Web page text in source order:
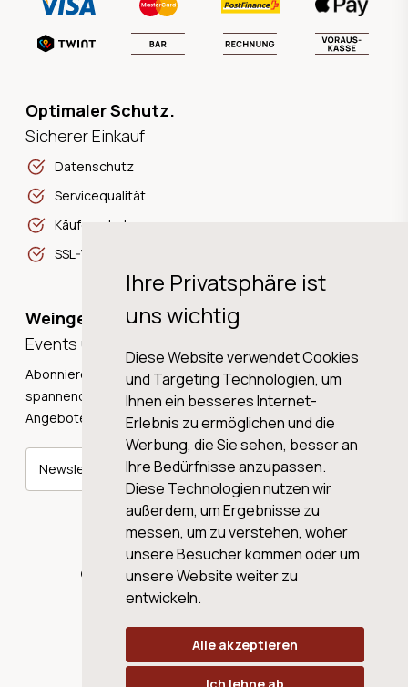
Ihre Privatsphäre ist
uns wichtig
Diese Website verwendet Cookies
und Targeting Technologien, um
Ihnen ein besseres Internet-
Erlebnis zu ermöglichen und die
Werbung, die Sie sehen, besser an
Ihre Bedürfnisse anzupassen.
Diese Technologien nutzen wir
außerdem, um Ergebnisse zu
messen, um zu verstehen, woher
unsere Besucher kommen oder um
unsere Website weiter zu
entwickeln.
Alle akzeptieren
Optimaler Schutz.
Sicherer Einkauf
Datenschutz
Servicequalität
Käuferschutz
SSL-Verschlüsselung
Weingeschichten,
Events und Neuigkeiten!
Abonnieren Sie unseren Newsletter und erhalten Sie
spannende Weingeschichten, Neuigkeiten und tolle
Angebote direkt in Ihre Mailbox.
Newsletter abonnieren
© 2026 WINE AG VALENTIN & VON SALIS